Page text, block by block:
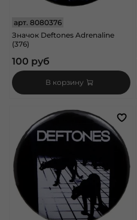
арт. 8080376
Значок Deftones Adrenaline
(376)
100 руб
В корзину